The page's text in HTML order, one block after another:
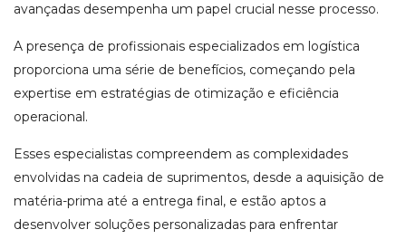
avançadas desempenha um papel crucial nesse processo.
A presença de profissionais especializados em logística
proporciona uma série de benefícios, começando pela
expertise em estratégias de otimização e eficiência
operacional.
Esses especialistas compreendem as complexidades
envolvidas na cadeia de suprimentos, desde a aquisição de
matéria-prima até a entrega final, e estão aptos a
desenvolver soluções personalizadas para enfrentar